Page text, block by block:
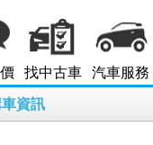
找中古車 汽車服務
車資訊